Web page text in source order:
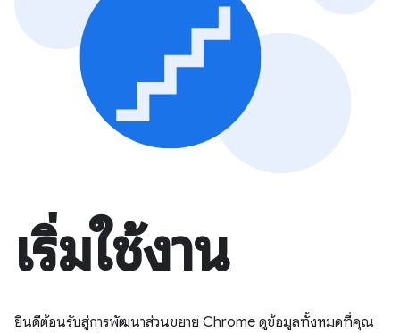
เริ่มใช้งาน
ยินดีต้อนรับสู่การพัฒนาส่วนขยาย Chrome ดูข้อมูลทั้งหมดที่คุณ